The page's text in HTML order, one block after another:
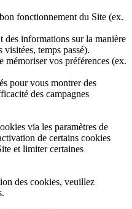
fonctionnement du Site (ex.
des informations sur la manière
temps passé).
mémoriser vos préférences (ex.
pour vous montrer des
des campagnes
via les paramètres de
de certains cookies
et limiter certaines
des cookies, veuillez